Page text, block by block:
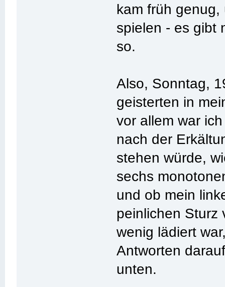
kam früh genug,
spielen - es gibt
so.
Also, Sonntag,
geisterten in
vor allem war
nach der
stehen würde,
sechs
und ob mein
peinlichen Sturz
wenig lädiert
Antworten
unten.